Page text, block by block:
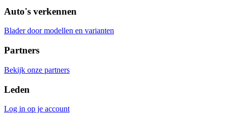
Auto's verkennen
Blader door modellen en varianten
Partners
Bekijk onze partners
Leden
Log in op je account